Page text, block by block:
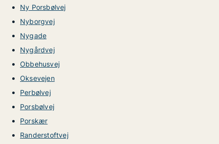
Ny Porsbølvej
Nyborgvej
Nygade
Nygårdvej
Obbehusvej
Oksevejen
Perbølvej
Porsbølvej
Porskær
Randerstoftvej